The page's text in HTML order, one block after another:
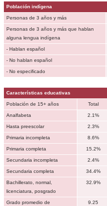
Población indígena
Personas de 3 años y más
Personas de 3 años y más que hablan
alguna lengua indígena
- Hablan español
- No hablan español
- No especificado
Características educativas
Población de 15+ años Total
Analfabeta 2.1%
Hasta preescolar 2.3%
Primaria incompleta 8.6%
Primaria completa 15.2%
Secundaria incompleta 2.4%
Secundaria completa 34.4%
Bachillerato, normal,
licenciatura, posgrado
32.9%
Grado promedio de
9.25